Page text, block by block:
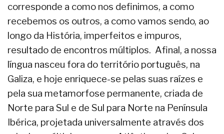
corresponde a como nos definimos, a como
recebemos os outros, a como vamos sendo, ao
longo da História, imperfeitos e impuros,
resultado de encontros múltiplos. Afinal, a nossa
língua nasceu fora do território português, na
Galiza, e hoje enriquece-se pelas suas raízes e
pela sua metamorfose permanente, criada de
Norte para Sul e de Sul para Norte na Península
Ibérica, projetada universalmente através dos